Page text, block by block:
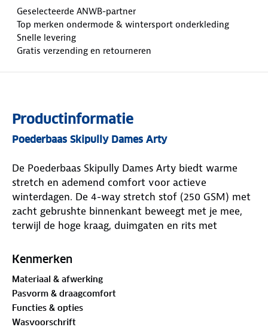
Geselecteerde ANWB-partner
Top merken ondermode & wintersport onderkleding
Snelle levering
Gratis verzending en retourneren
Productinformatie
Poederbaas Skipully Dames Arty
De Poederbaas Skipully Dames Arty biedt warme
stretch en ademend comfort voor actieve
winterdagen. De 4-way stretch stof (250 GSM) met
zacht gebrushte binnenkant beweegt met je mee,
terwijl de hoge kraag, duimgaten en rits met
coffeetreatment houdt de pully langer fris. Regular
kleuren.
Eigenschappen van Poederbaas Skipully Dames
Kenmerken
Materiaal & afwerking
Pasvorm & draagcomfort
Functies & opties
Wasvoorschrift